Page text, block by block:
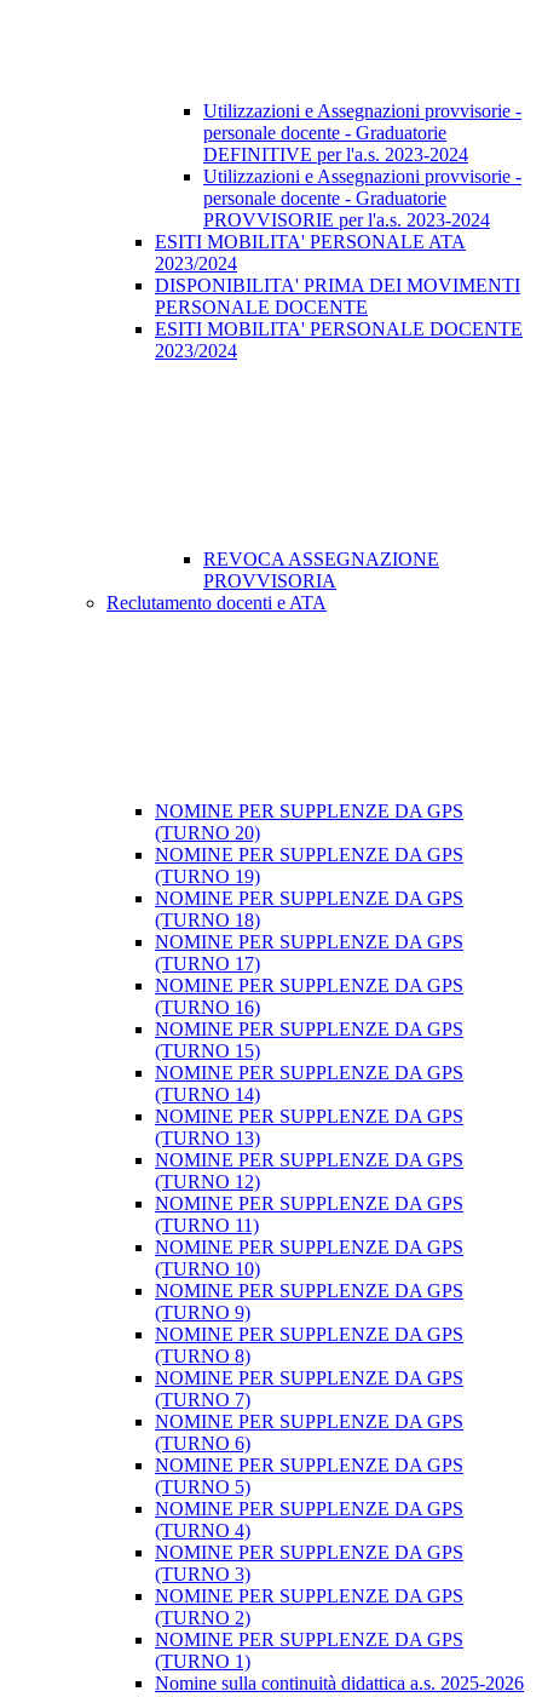
Utilizzazioni e Assegnazioni provvisorie -
personale docente - Graduatorie
DEFINITIVE per l'a.s. 2023-2024
Utilizzazioni e Assegnazioni provvisorie -
personale docente - Graduatorie
PROVVISORIE per l'a.s. 2023-2024
ESITI MOBILITA' PERSONALE ATA
2023/2024
DISPONIBILITA' PRIMA DEI MOVIMENTI
PERSONALE DOCENTE
ESITI MOBILITA' PERSONALE DOCENTE
2023/2024
REVOCA ASSEGNAZIONE
PROVVISORIA
Reclutamento docenti e ATA
NOMINE PER SUPPLENZE DA GPS
(TURNO 20)
NOMINE PER SUPPLENZE DA GPS
(TURNO 19)
NOMINE PER SUPPLENZE DA GPS
(TURNO 18)
NOMINE PER SUPPLENZE DA GPS
(TURNO 17)
NOMINE PER SUPPLENZE DA GPS
(TURNO 16)
NOMINE PER SUPPLENZE DA GPS
(TURNO 15)
NOMINE PER SUPPLENZE DA GPS
(TURNO 14)
NOMINE PER SUPPLENZE DA GPS
(TURNO 13)
NOMINE PER SUPPLENZE DA GPS
(TURNO 12)
NOMINE PER SUPPLENZE DA GPS
(TURNO 11)
NOMINE PER SUPPLENZE DA GPS
(TURNO 10)
NOMINE PER SUPPLENZE DA GPS
(TURNO 9)
NOMINE PER SUPPLENZE DA GPS
(TURNO 8)
NOMINE PER SUPPLENZE DA GPS
(TURNO 7)
NOMINE PER SUPPLENZE DA GPS
(TURNO 6)
NOMINE PER SUPPLENZE DA GPS
(TURNO 5)
NOMINE PER SUPPLENZE DA GPS
(TURNO 4)
NOMINE PER SUPPLENZE DA GPS
(TURNO 3)
NOMINE PER SUPPLENZE DA GPS
(TURNO 2)
NOMINE PER SUPPLENZE DA GPS
(TURNO 1)
Nomine sulla continuità didattica a.s. 2025-2026